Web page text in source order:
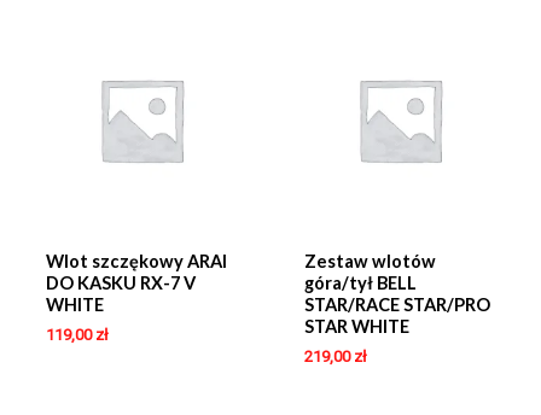
Wlot szczękowy ARAI
DO KASKU RX-7 V
WHITE
119,00 zł
Zestaw wlotów
góra/tył BELL
STAR/RACE STAR/PRO
STAR WHITE
219,00 zł